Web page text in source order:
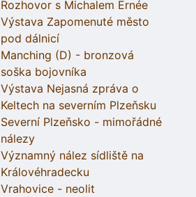
Rozhovor s Michalem Ernée
Výstava Zapomenuté město
pod dálnicí
Manching (D) - bronzová
soška bojovníka
Výstava Nejasná zpráva o
Keltech na severním Plzeňsku
Severní Plzeňsko - mimořádné
nálezy
Významný nález sídliště na
Královéhradecku
Vrahovice - neolit